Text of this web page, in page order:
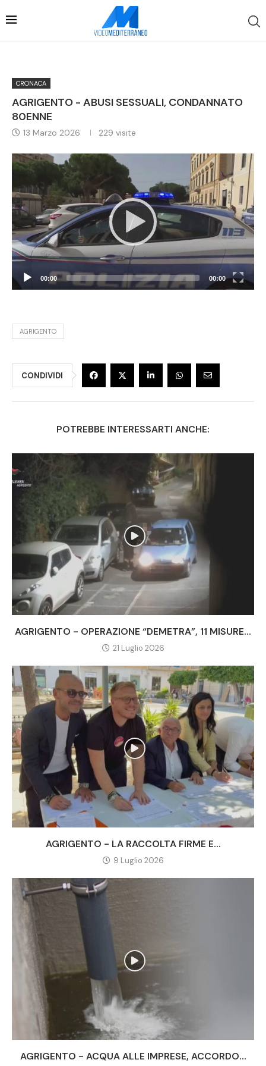
CRONACA
AGRIGENTO - ABUSI SESSUALI, CONDANNATO
80ENNE
13 Marzo 2026 229 visite
00:00 00:00
AGRIGENTO
CONDIVIDI
POTREBBE INTERESSARTI ANCHE:
AGRIGENTO - OPERAZIONE “DEMETRA”, 11 MISURE...
21 Luglio 2026
AGRIGENTO - LA RACCOLTA FIRME E...
9 Luglio 2026
AGRIGENTO - ACQUA ALLE IMPRESE, ACCORDO...